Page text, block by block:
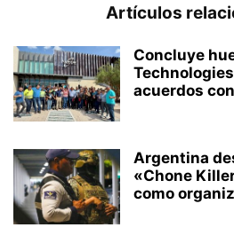
Artículos
Concluye
acuerdos
Argentina
«Chone
como